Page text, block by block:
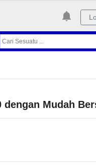
dengan Mudah